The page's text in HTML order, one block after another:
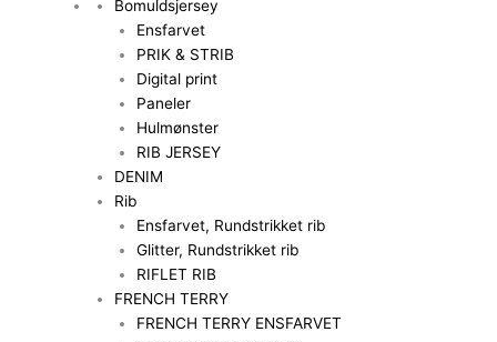
Bomuldsjersey
Ensfarvet
PRIK & STRIB
Digital print
Paneler
Hulmønster
RIB JERSEY
DENIM
Rib
Ensfarvet, Rundstrikket rib
Glitter, Rundstrikket rib
RIFLET RIB
FRENCH TERRY
FRENCH TERRY ENSFARVET